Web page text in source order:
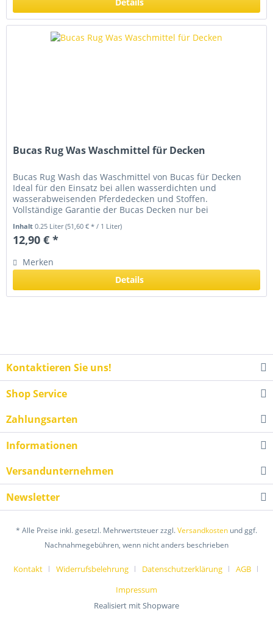
Bucas Rug Was Waschmittel für Decken
Bucas Rug Wash das Waschmittel von Bucas für Decken
Ideal für den Einsatz bei allen wasserdichten und
wasserabweisenden Pferdedecken und Stoffen.
Vollständige Garantie der Bucas Decken nur bei
Inhalt0.25 Liter(51,60 € * / 1 Liter)
12,90 € *
Merken
Details
Kontaktieren Sie uns!
Shop Service
Zahlungsarten
Informationen
Versandunternehmen
Newsletter
* Alle Preise inkl. gesetzl. Mehrwertsteuer zzgl.Versandkosten und ggf.
Nachnahmegebühren, wenn nicht anders beschrieben
Kontakt Widerrufsbelehrung Datenschutzerklärung
AGB
Impressum
Realisiert mit Shopware